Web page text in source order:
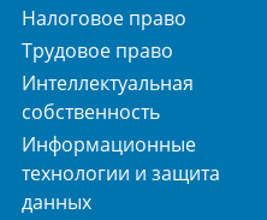
Налоговое право
Трудовое право
Интеллектуальная
собственность
Информационные
технологии и защита
данных